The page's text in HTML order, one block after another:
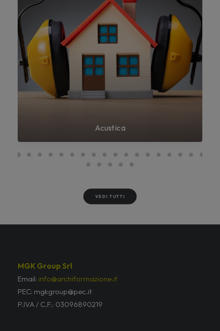
Acustica
VEDI TUTTI
MGK Group Srl
Email: info@archiformazione.it
PEC: mgkgroup@pec.it
P.IVA / C.F.: 03096890219